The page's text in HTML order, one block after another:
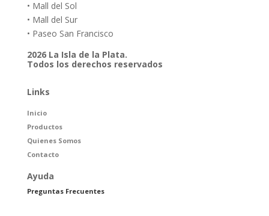
• Mall del Sol
• Mall del Sur
• Paseo San Francisco
2026 La Isla de la Plata.
Todos los derechos reservados
Links
Inicio
Productos
Quienes Somos
Contacto
Ayuda
Preguntas Frecuentes